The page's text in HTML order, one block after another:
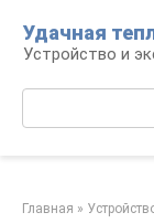
контенту
Удачная
Устройство и
Главная »